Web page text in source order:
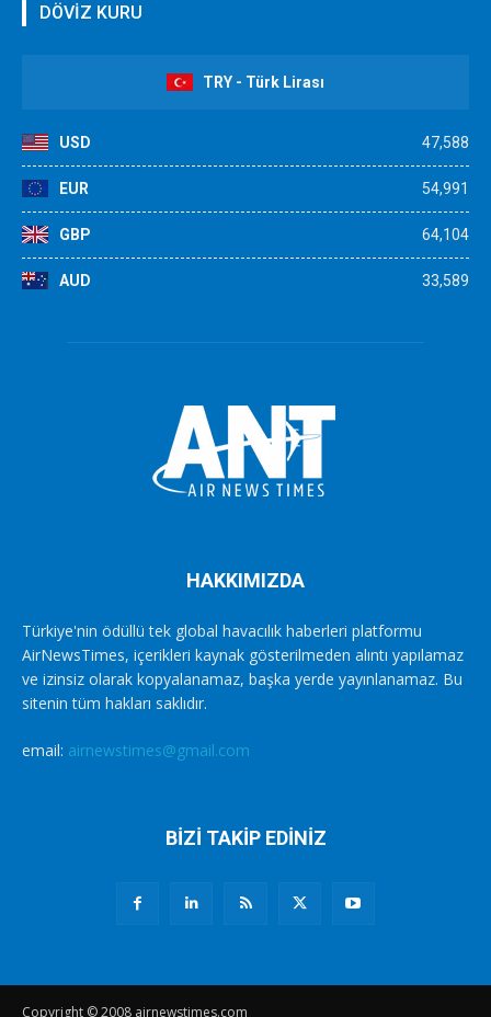
DÖVİZ KURU
TRY - Türk Lirası
USD 47,588
EUR 54,991
GBP 64,104
AUD 33,589
HAKKIMIZDA
Türkiye'nin ödüllü tek global havacılık haberleri platformu
AirNewsTimes, içerikleri kaynak gösterilmeden alıntı yapılamaz
ve izinsiz olarak kopyalanamaz, başka yerde yayınlanamaz. Bu
sitenin tüm hakları saklıdır.
email: airnewstimes@gmail.com
BİZİ TAKİP EDİNİZ
Copyright © 2008 airnewstimes.com